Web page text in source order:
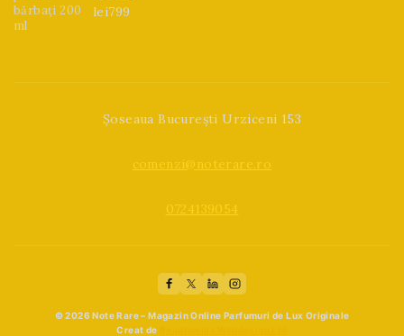
0
lei799
Șoseaua București Urziceni 153
comenzi@noterare.ro
0724139054
© 2026 Note Rare – Magazin Online Parfumuri de Lux Originale
Creat de